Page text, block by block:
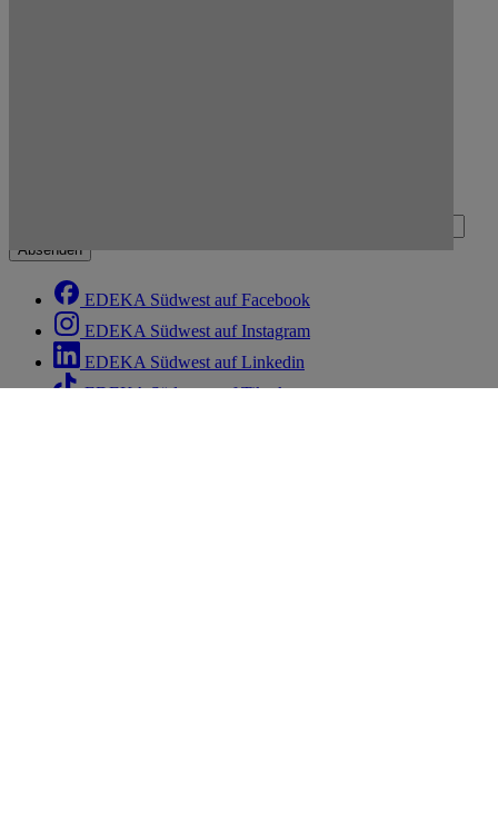
Absenden
EDEKA Südwest auf Facebook
EDEKA Südwest auf Instagram
EDEKA Südwest auf Linkedin
EDEKA Südwest auf Tiktok